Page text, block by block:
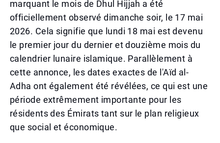
marquant le mois de Dhul Hijjah a été
officiellement observé dimanche soir, le 17 mai
2026. Cela signifie que lundi 18 mai est devenu
le premier jour du dernier et douzième mois du
calendrier lunaire islamique. Parallèlement à
cette annonce, les dates exactes de l'Aïd al-
Adha ont également été révélées, ce qui est une
période extrêmement importante pour les
résidents des Émirats tant sur le plan religieux
que social et économique.